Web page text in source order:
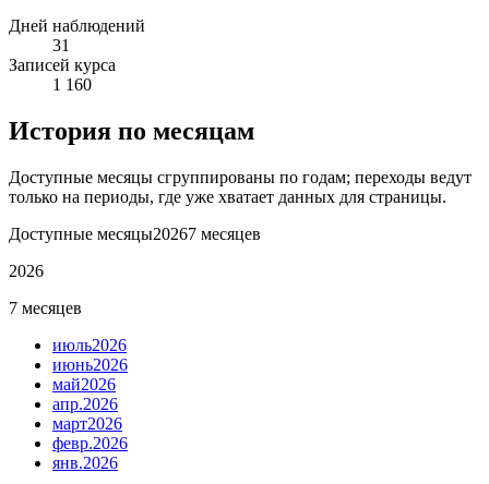
Дней наблюдений
31
Записей курса
1 160
История по месяцам
Доступные месяцы сгруппированы по годам; переходы ведут
только на периоды, где уже хватает данных для страницы.
Доступные месяцы20267 месяцев
2026
7 месяцев
июль2026
июнь2026
май2026
апр.2026
март2026
февр.2026
янв.2026